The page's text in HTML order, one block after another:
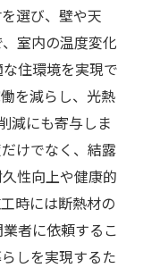
選び、壁や天
室内の温度変化
住環境を実現で
を減らし、光熱
減にも寄与しま
けでなく、結露
性向上や健康的
時には断熱材の
者に依頼するこ
しを実現するた